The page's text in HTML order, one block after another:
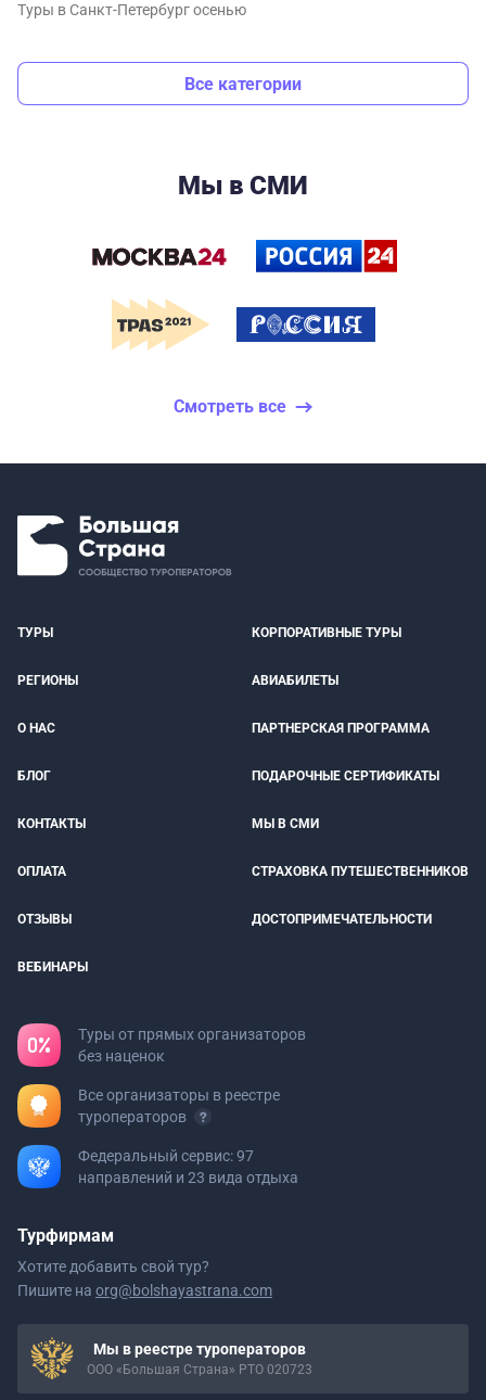
Туры в Санкт-Петербург осенью
Все категории
Мы в СМИ
Смотреть все
ТУРЫ КОРПОРАТИВНЫЕ ТУРЫ
РЕГИОНЫ АВИАБИЛЕТЫ
О НАС ПАРТНЕРСКАЯ ПРОГРАММА
БЛОГ ПОДАРОЧНЫЕ СЕРТИФИКАТЫ
КОНТАКТЫ МЫ В СМИ
ОПЛАТА СТРАХОВКА ПУТЕШЕСТВЕННИКОВ
ОТЗЫВЫ ДОСТОПРИМЕЧАТЕЛЬНОСТИ
ВЕБИНАРЫ
Туры от прямых организаторов
без наценок
Все организаторы в реестре
туроператоров
Федеральный сервис: 97
направлений и 23 вида отдыха
Турфирмам
Хотите добавить свой тур?
Пишите на org@bolshayastrana.com
Мы в реестре туроператоров
ООО «Большая Страна» РТО 020723